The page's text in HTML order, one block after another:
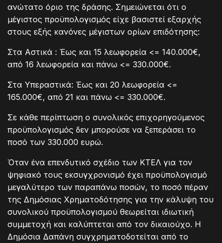
ανώτατο όριο της δράσης. Σημειώνεται ότι ο
μέγιστος προϋπολογισμός είχε βασιστεί εξαρχής
στους εξής κανόνες μέγιστων ορίων επιδότησης:
Στα Αστικά : Έως και 15 λεωφορεία <= 140.000€,
από 16 λεωφορεία και πάνω <= 330.000€.
Στα Υπεραστικά: Έως και 20 λεωφορεία <=
165.000€, από 21 και πάνω <= 330.000€.
Σε κάθε περίπτωση ο συνολικός επιχορηγούμενος
προϋπολογισμός δεν μπορούσε να ξεπεράσει το
ποσό των 330.000 ευρώ.
Όταν ένα επενδυτικό σχέδιο των ΚΤΕΛ για τον
ψηφιακό τους εκσυγχρονισμό έχει προϋπολογισμό
μεγαλύτερο των παραπάνω ποσών, το ποσό πέραν
της Δημόσιας Χρηματοδότησης για την κάλυψη του
συνολικού προϋπολογισμού θεωρείται ιδιωτική
συμμετοχή και καλύπτεται από τον δικαιούχο. Η
Δημόσια Δαπάνη συγχρηματοδοτείται από το